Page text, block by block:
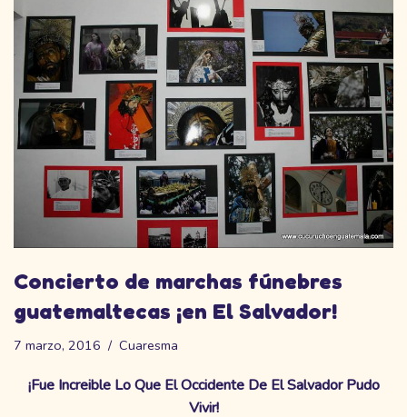
Concierto de marchas fúnebres
guatemaltecas ¡en El Salvador!
7 marzo, 2016 Cuaresma
¡Fue Increible Lo Que El Occidente De El Salvador Pudo
Vivir!